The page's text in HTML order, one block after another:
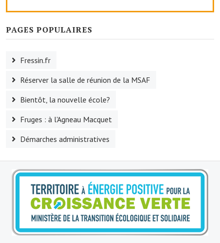
La société de pêche
Le sport au foyer rural
Les foulées Fressinoises
Fêtes et manifestations
Le calendrier annuel
Liste et coordonnées des associations
TOURISME, PATRIMOINE
Fressin, ville d'histoire
Les panneaux du patrimoine
Le château
PAGES POPULAIRES
Fressin.fr
Réserver la salle de réunion de la MSAF
Bientôt, la nouvelle école?
Fruges : à l'Agneau Macquet
Démarches administratives